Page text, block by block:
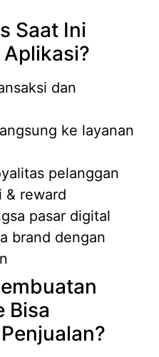
Saat Ini
dan
ke layanan
pelanggan
& reward
pasar digital
brand dengan
Bisa